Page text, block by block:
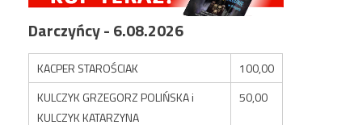
Darczyńcy - 6.08.2026
KACPER STAROŚCIAK
100,00
KULCZYK GRZEGORZ POLIŃSKA i
KULCZYK KATARZYNA
50,00